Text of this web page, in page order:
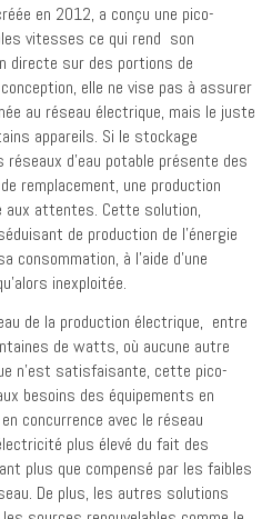
en 2012, a conçu une pico-
vitesses ce qui rend son
directe sur des portions de
elle ne vise pas à assurer
au réseau électrique, mais le juste
appareils. Si le stockage
d’eau potable présente des
remplacement, une production
aux attentes. Cette solution,
de production de l’énergie
à l’aide d’une
inexploitée.
de la production électrique, entre
de watts, où aucune autre
n’est satisfaisante, cette pico-
besoins des équipements en
concurrence avec le réseau
plus élevé du fait des
plus que compensé par les faibles
De plus, les autres solutions